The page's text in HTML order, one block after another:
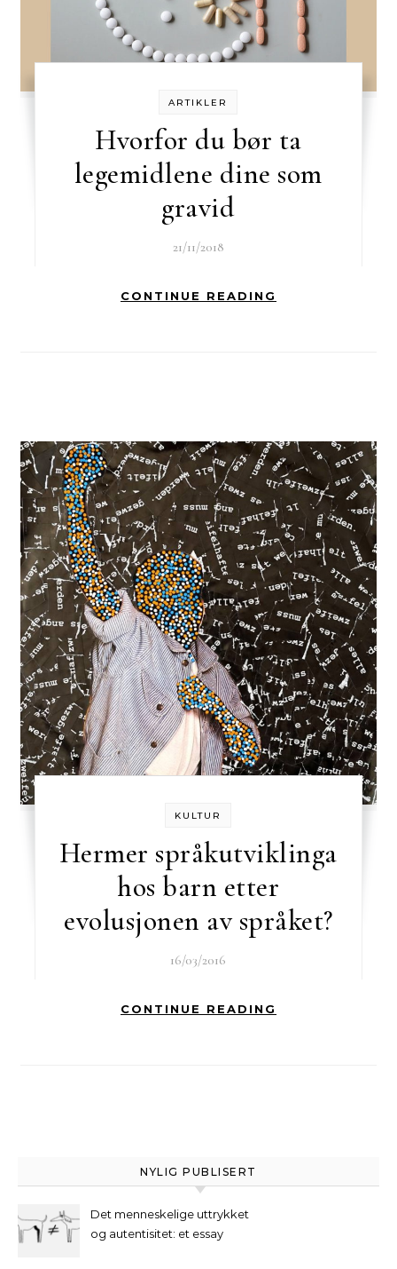
ARTIKLER
Hvorfor du bør ta
legemidlene dine som
gravid
21/11/2018
CONTINUE READING
KULTUR
Hermer språkutviklinga
hos barn etter
evolusjonen av språket?
16/03/2016
CONTINUE READING
NYLIG PUBLISERT
Det menneskelige uttrykket
og autentisitet: et essay